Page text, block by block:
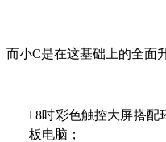
而小C是在这基础上的全面
l 8吋彩色触控大屏搭配
板电脑；